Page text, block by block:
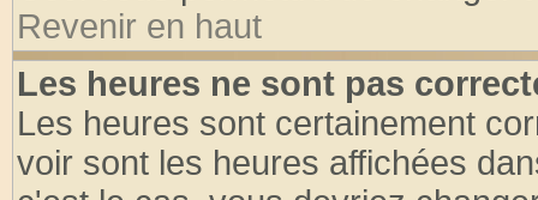
Revenir en haut
Les heures ne sont pas
Les heures sont certainement
voir sont les heures affichées